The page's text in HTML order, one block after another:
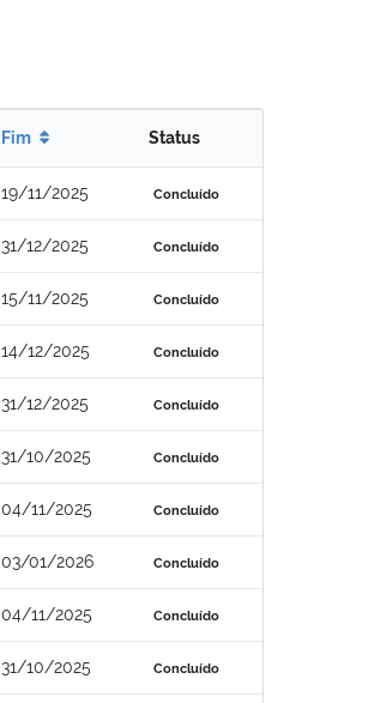
Fim Status
19/11/2025 Concluído
31/12/2025 Concluído
15/11/2025 Concluído
14/12/2025 Concluído
31/12/2025 Concluído
31/10/2025 Concluído
04/11/2025 Concluído
03/01/2026 Concluído
04/11/2025 Concluído
31/10/2025 Concluído